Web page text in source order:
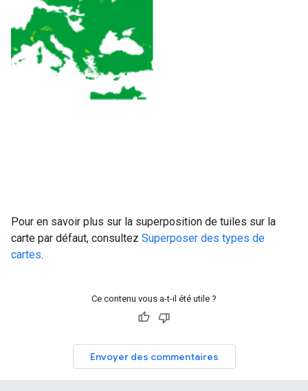
Pour en savoir plus sur la superposition de tuiles sur la
carte par défaut, consultez Superposer des types de
cartes.
Ce contenu vous a-t-il été utile ?
Envoyer des commentaires